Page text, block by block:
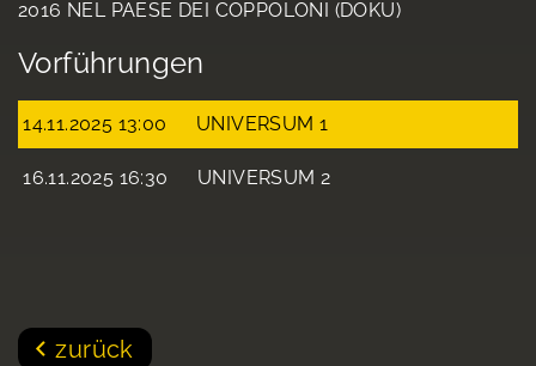
2016 NEL PAESE DEI COPPOLONI (DOKU)
Vorführungen
14.11.2025 13:00 UNIVERSUM 1
16.11.2025 16:30 UNIVERSUM 2
zurück